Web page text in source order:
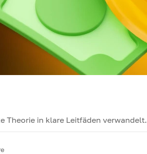
Theorie in klare Leitfäden verwandelt.